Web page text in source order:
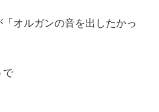
オルガンの音を出したかっ
で